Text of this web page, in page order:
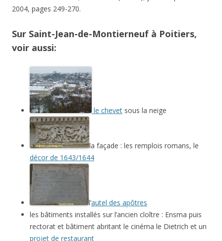
2004, pages 249-270.
Sur Saint-Jean-de-Montierneuf à Poitiers,
voir aussi:
le chevet sous la neige
la façade : les remplois romans, le
décor de 1643/1644
l’autel des apôtres
les bâtiments installés sur l’ancien cloître : Ensma puis
rectorat et bâtiment abritant le cinéma le Dietrich et un
projet de restaurant